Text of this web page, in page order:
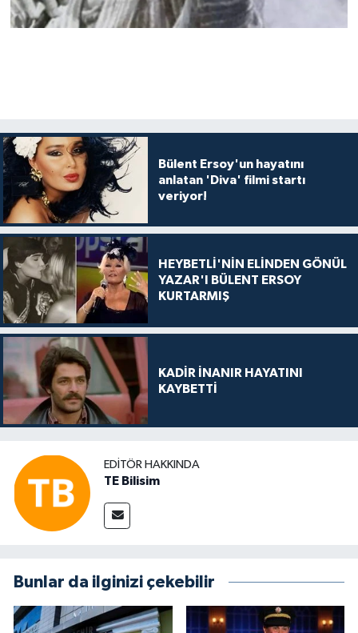
Bülent Ersoy'un hayatını
anlatan 'Diva' filmi startı
veriyor!
HEYBETLİ'NİN ELİNDEN GÖNÜL
YAZAR'I BÜLENT ERSOY
KURTARMIŞ
KADİR İNANIR HAYATINI
KAYBETTİ
EDITÖR HAKKINDA
TE Bilisim
Bunlar da ilginizi çekebilir